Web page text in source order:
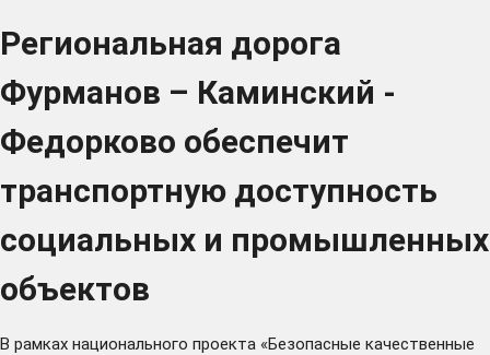
Региональная дорога
Фурманов – Каминский -
Федорково обеспечит
транспортную доступность
социальных и промышленных
объектов
В рамках национального проекта «Безопасные качественные